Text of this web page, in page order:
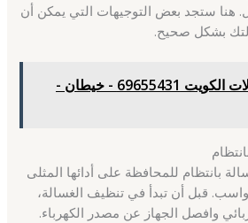
هنا ستجد بعض التوجيهات التي يمكن أن
بشكل صحيح.
فني غسالات الكويت 69655431 - خيطان -
بانتظام للمحافظة على أدائها المثلى
قبل أن تبدأ في تنظيف الغسالة،
وافصل الجهاز عن مصدر الكهرباء.